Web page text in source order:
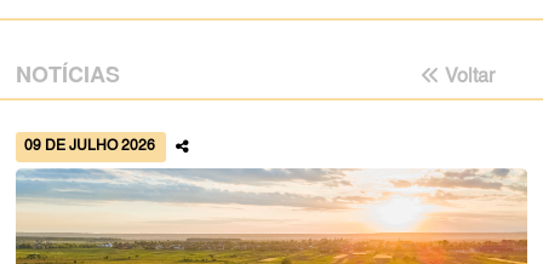
NOTÍCIAS Voltar
09 DE JULHO 2026